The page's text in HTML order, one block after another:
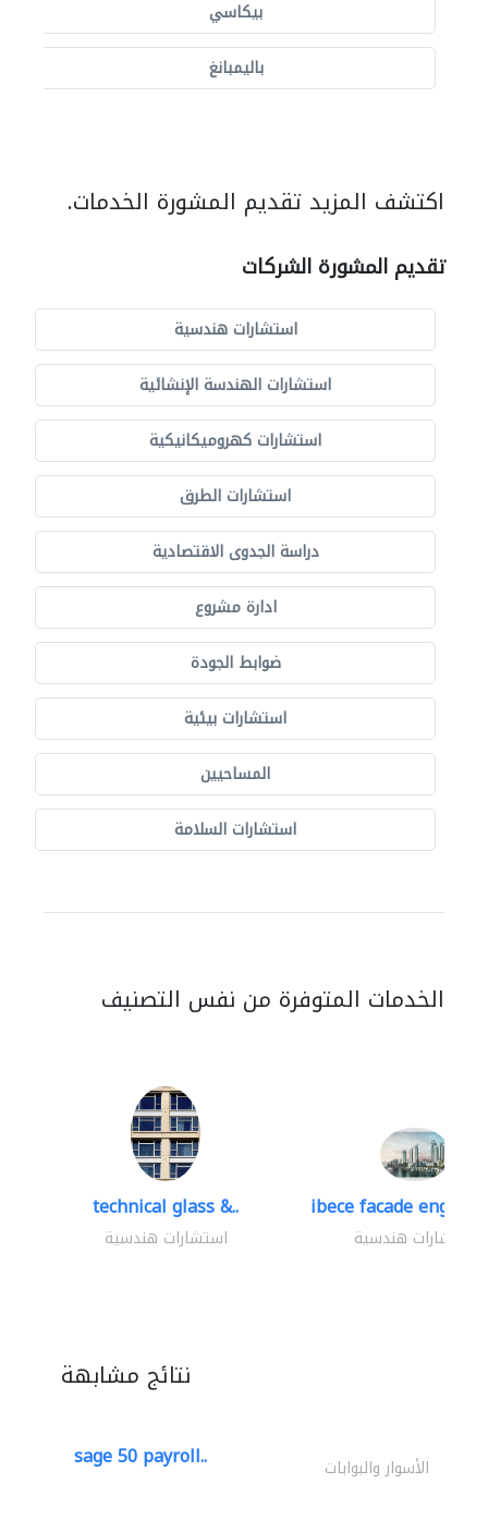
بيكاسي
باليمبانغ
اكتشف المزيد تقديم المشورة الخدمات.
تقديم المشورة الشركات
استشارات هندسية
استشارات الهندسة الإنشائية
استشارات كهروميكانيكية
استشارات الطرق
دراسة الجدوى الاقتصادية
ادارة مشروع
ضوابط الجودة
استشارات بيئية
المساحيين
استشارات السلامة
الخدمات المتوفرة من نفس التصنيف
technical glass &..
استشارات هندسية
ibece facade
استشارات هندسية
نتائج مشابهة
sage 50 payroll.. الأسوار والبوابات